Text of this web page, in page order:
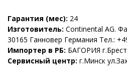
Гарантия (мес): 24
Изготовитель: Continental AG.
30165 Ганновер Германия Тел.:
Импортер в РБ: БАГОРИЯ
Сервисный центр: г.Минск